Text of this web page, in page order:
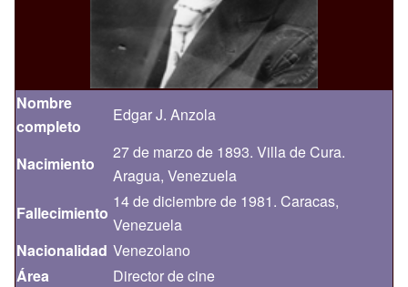
Nombre
completo
Edgar J. Anzola
Nacimiento
27 de marzo de 1893. Villa de Cura.
Aragua, Venezuela
Fallecimiento
14 de diciembre de 1981. Caracas,
Venezuela
Nacionalidad Venezolano
Área
Director de cine